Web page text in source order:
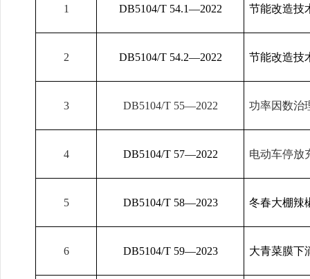
1 DB5104/T 54.1—2022 节能改造技
2 DB5104/T 54.2—2022 节能改造技
3 DB5104/T 55—2022 功率因数治
4 DB5104/T 57—2022 电动车停放
5 DB5104/T 58—2023 冬春大棚辣
6 DB5104/T 59—2023 大青菜膜下